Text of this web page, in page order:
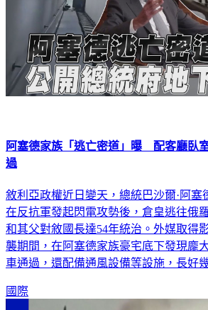
阿塞德家族「逃亡密道」曝 配客廳臥
過
敘利亞政權近日變天，總統巴沙爾·阿塞德
在反抗軍發起閃電攻勢後，倉皇逃往俄
和其父對敘國長達54年統治。外媒取得
襲期間，在阿塞德家族豪宅底下發現龐
車通過，還配備通風設備等設施，長好
國際